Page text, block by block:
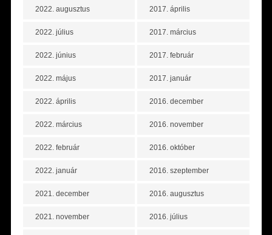
2022. augusztus
2022. július
2022. június
2022. május
2022. április
2022. március
2022. február
2022. január
2021. december
2021. november
2017. április
2017. március
2017. február
2017. január
2016. december
2016. november
2016. október
2016. szeptember
2016. augusztus
2016. július